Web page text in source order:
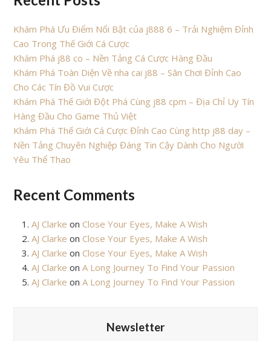
Khám Phá Ưu Điểm Nổi Bật của j888 6 – Trải Nghiệm Đỉnh
Cao Trong Thế Giới Cá Cược
Khám Phá j88 co – Nền Tảng Cá Cược Hàng Đầu
Khám Phá Toàn Diện Về nha cai j88 – Sân Chơi Đỉnh Cao
Cho Các Tín Đồ Vui Cược
Khám Phá Thế Giới Đột Phá Cùng j88 cpm – Địa Chỉ Uy Tín
Hàng Đầu Cho Game Thủ Việt
Khám Phá Thế Giới Cá Cược Đỉnh Cao Cùng http j88 day –
Nền Tảng Chuyên Nghiệp Đáng Tin Cậy Dành Cho Người
Yêu Thể Thao
Recent Comments
AJ Clarke on Close Your Eyes, Make A Wish
AJ Clarke on Close Your Eyes, Make A Wish
AJ Clarke on Close Your Eyes, Make A Wish
AJ Clarke onA Long Journey To Find Your Passion
AJ Clarke onA Long Journey To Find Your Passion
Newsletter